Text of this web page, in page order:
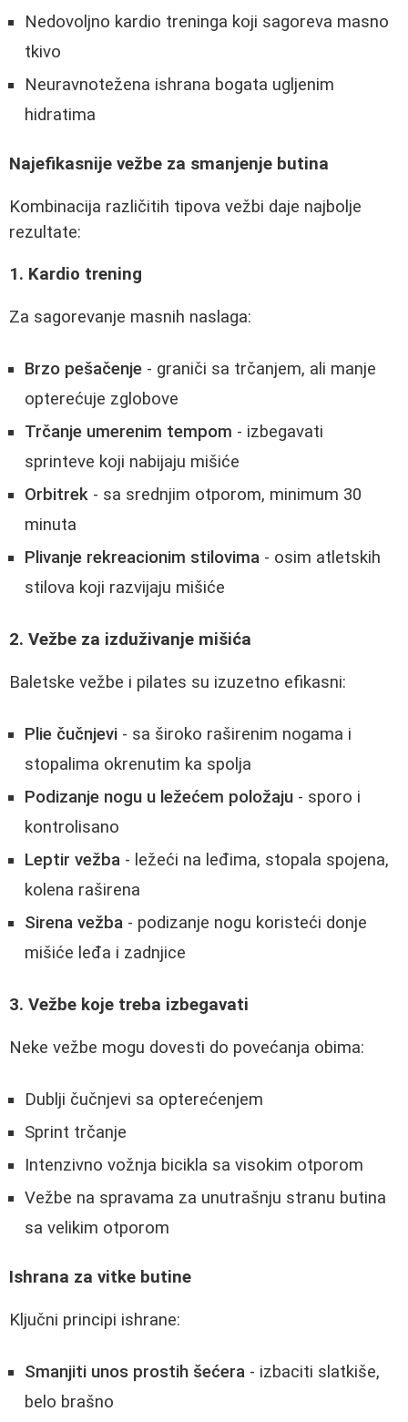
Nedovoljno kardio treninga koji sagoreva masno
tkivo
Neuravnotežena ishrana bogata ugljenim
hidratima
Najefikasnije vežbe za smanjenje butina
Kombinacija različitih tipova vežbi daje najbolje
rezultate:
1. Kardio trening
Za sagorevanje masnih naslaga:
Brzo pešačenje - graniči sa trčanjem, ali manje
opterećuje zglobove
Trčanje umerenim tempom - izbegavati
sprinteve koji nabijaju mišiće
Orbitrek - sa srednjim otporom, minimum 30
minuta
Plivanje rekreacionim stilovima - osim atletskih
stilova koji razvijaju mišiće
2. Vežbe za izduživanje mišića
Baletske vežbe i pilates su izuzetno efikasni:
Plie čučnjevi - sa široko raširenim nogama i
stopalima okrenutim ka spolja
Podizanje nogu u ležećem položaju - sporo i
kontrolisano
Leptir vežba - ležeći na leđima, stopala spojena,
kolena raširena
Sirena vežba - podizanje nogu koristeći donje
mišiće leđa i zadnjice
3. Vežbe koje treba izbegavati
Neke vežbe mogu dovesti do povećanja obima:
Dublji čučnjevi sa opterećenjem
Sprint trčanje
Intenzivno vožnja bicikla sa visokim otporom
Vežbe na spravama za unutrašnju stranu butina
sa velikim otporom
Ishrana za vitke butine
Ključni principi ishrane:
Smanjiti unos prostih šećera - izbaciti slatkiše,
belo brašno